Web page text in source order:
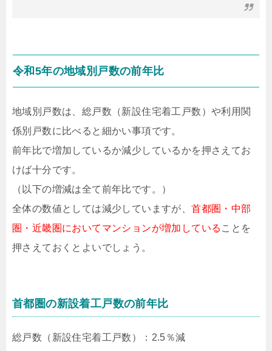
令和5年の地域別戸数の前年比
地域別戸数は、総戸数（新設住宅着工戸数）や利用関
係別戸数に比べると細かい事項です。
前年比で増加しているか減少しているかを押さえてお
けば十分です。
（以下の増減は全て前年比です。）
全体の数値としては減少していますが、首都圏・中部
圏・近畿圏においてマンションが増加している ことを
押さえておくとよいでしょう。
首都圏の新設着工戸数の前年比
総戸数（新設住宅着工戸数）：2.5％減